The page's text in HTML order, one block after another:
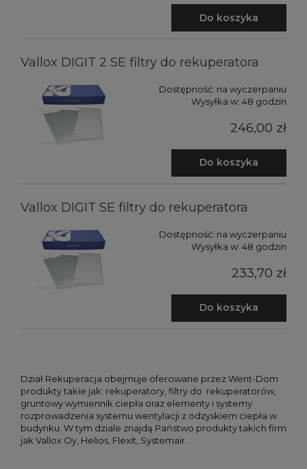
Do koszyka
Vallox DIGIT 2 SE filtry do rekuperatora
Dostępność: na wyczerpaniu
Wysyłka w: 48 godzin
246,00 zł
Do koszyka
Vallox DIGIT SE filtry do rekuperatora
Dostępność: na wyczerpaniu
Wysyłka w: 48 godzin
233,70 zł
Do koszyka
Dział Rekuperacja obejmuje oferowane przez Went-Dom
produkty takie jak: rekuperatory, filtry do rekuperatorów,
gruntowy wymiennik ciepła oraz elementy i systemy
rozprowadzenia systemu wentylacji z odzyskiem ciepła w
budynku. W tym dziale znajdą Państwo produkty takich firm
jak Vallox Oy, Helios, Flexit, Systemair.